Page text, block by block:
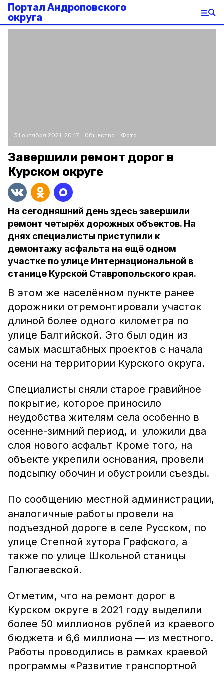
Портал Андроповского
округа
31 октября 2021, 20:17 Общество Фото:
Завершили ремонт дорог в
Курском округе
На сегодняшний день здесь завершили
ремонт четырёх дорожных объектов. На
днях специалисты приступили к
демонтажу асфальта на ещё одном
участке по улице Интернациональной в
станице Курской Ставропольского края.
В этом же населённом пункте ранее
дорожники отремонтировали участок
длиной более одного километра по
улице Балтийской. Это был один из
самых масштабных проектов с начала
осени на территории Курского округа.
Специалисты сняли старое гравийное
покрытие, которое приносило
неудобства жителям села особенно в
осенне-зимний период, и уложили два
слоя нового асфальт Кроме того, на
объекте укрепили основания, провели
подсыпку обочин и обустроили съезды.
По сообщению местной администрации,
аналогичные работы провели на
подъездной дороге в селе Русском, по
улице Степной хутора Графского, а
также по улице Школьной станицы
Галюгаевской.
Отметим, что на ремонт дорог в
Курском округе в 2021 году выделили
более 50 миллионов рублей из краевого
бюджета и 6,6 миллиона — из местного.
Работы проводились в рамках краевой
программы «Развитие транспортной